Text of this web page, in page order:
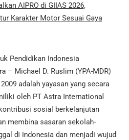
AIPRO di GIIAS 2026,
Karakter Motor Sesuai Gaya
Pendidikan Indonesia
– Michael D. Ruslim (YPA-MDR)
adalah yayasan yang secara
oleh PT Astra International
sosial berkelanjutan
membina sasaran sekolah-
di Indonesia dan menjadi wujud